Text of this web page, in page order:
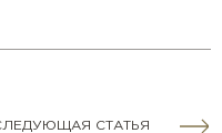
СТАТЬЯ